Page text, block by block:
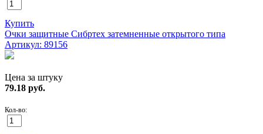
Купить
Очки защитные Сибртех затемненные открытого типа
Артикул: 89156
Цена за штуку
79.18 руб.
Кол-во: